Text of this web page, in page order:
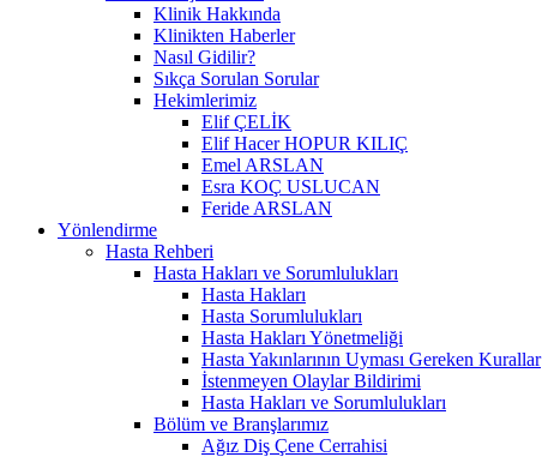
Klinik Hakkında
Klinikten Haberler
Nasıl Gidilir?
Sıkça Sorulan Sorular
Hekimlerimiz
Elif ÇELİK
Elif Hacer HOPUR KILIÇ
Emel ARSLAN
Esra KOÇ USLUCAN
Feride ARSLAN
Yönlendirme
Hasta Rehberi
Hasta Hakları ve Sorumlulukları
Hasta Hakları
Hasta Sorumlulukları
Hasta Hakları Yönetmeliği
Hasta Yakınlarının Uyması Gereken Kurallar
İstenmeyen Olaylar Bildirimi
Hasta Hakları ve Sorumlulukları
Bölüm ve Branşlarımız
Ağız Diş Çene Cerrahisi